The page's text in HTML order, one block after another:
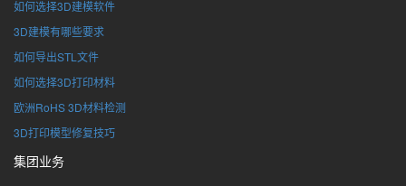
如何选择3D建模软件
3D建模有哪些要求
如何导出STL文件
如何选择3D打印材料
欧洲RoHS 3D材料检测
3D打印模型修复技巧
集团业务